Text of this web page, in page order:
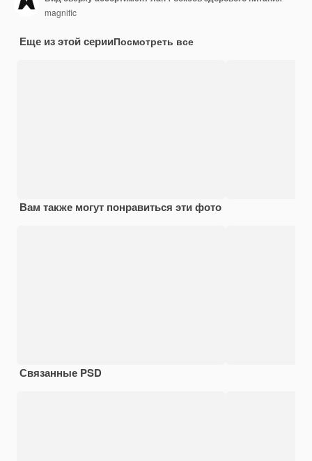
magnific
Еще из этой серииПосмотреть все
Вам также могут понравиться эти фото
Связанные PSD